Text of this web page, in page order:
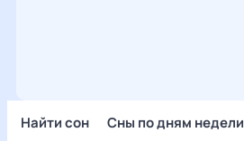
Найти сон Сны по дням недели